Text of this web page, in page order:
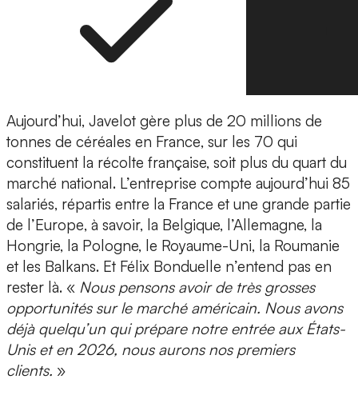
Aujourd’hui, Javelot gère plus de 20 millions de
tonnes de céréales en France, sur les 70 qui
constituent la récolte française, soit plus du quart du
marché national. L’entreprise compte aujourd’hui 85
salariés, répartis entre la France et une grande partie
de l’Europe, à savoir, la Belgique, l’Allemagne, la
Hongrie, la Pologne, le Royaume-Uni, la Roumanie
et les Balkans. Et Félix Bonduelle n’entend pas en
rester là. « Nous pensons avoir de très grosses
opportunités sur le marché américain. Nous avons
déjà quelqu’un qui prépare notre entrée aux États-
Unis et en 2026, nous aurons nos premiers
clients. »